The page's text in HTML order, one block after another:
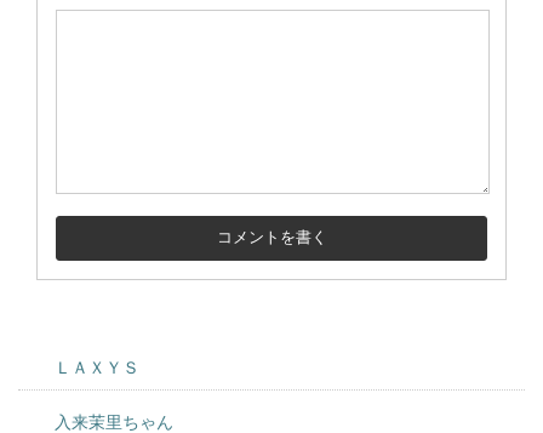
ＬＡＸＹＳ
入来茉里ちゃん